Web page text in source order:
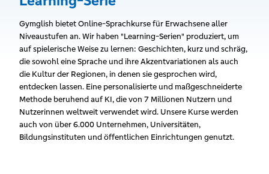
Gymglish bietet Online-Sprachkurse für Erwachsene aller
Niveaustufen an. Wir haben "Learning-Serien" produziert, um
auf spielerische Weise zu lernen: Geschichten, kurz und schräg,
die sowohl eine Sprache und ihre Akzentvariationen als auch
die Kultur der Regionen, in denen sie gesprochen wird,
entdecken lassen. Eine personalisierte und maßgeschneiderte
Methode beruhend auf KI, die von 7 Millionen Nutzern und
Nutzerinnen weltweit verwendet wird. Unsere Kurse werden
auch von über 6.000 Unternehmen, Universitäten,
Bildungsinstituten und öffentlichen Einrichtungen genutzt.